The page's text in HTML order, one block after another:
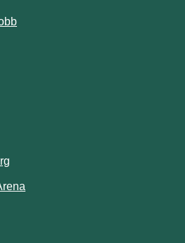
till annan webbplats.